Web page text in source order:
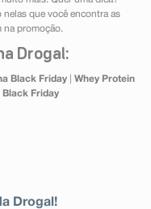
que você encontra as
na promoção.
Drogal:
Black Friday| Whey Protein
Black Friday
Drogal!